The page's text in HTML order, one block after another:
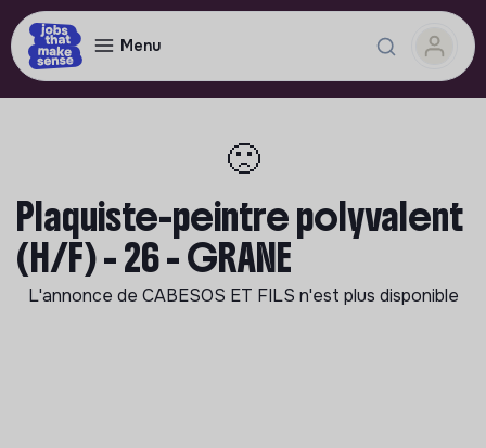
Menu
🙁
Plaquiste-peintre polyvalent
(H/F) - 26 - GRANE
L'annonce de CABESOS ET FILS n'est plus disponible